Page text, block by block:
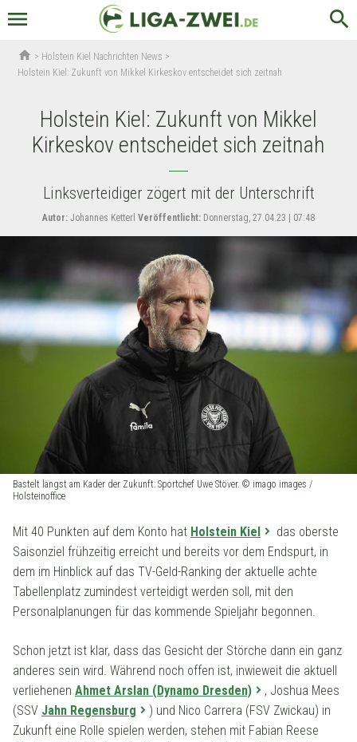
menu search
home > Holstein Kiel Nachrichten News >
Holstein Kiel: Zukunft von Mikkel Kirkeskov entscheidet sich zeitnah
Holstein Kiel: Zukunft von Mikkel
Kirkeskov entscheidet sich zeitnah
Linksverteidiger zögert mit der Unterschrift
Autor: Johannes Ketterl Veröffentlicht: Donnerstag, 27.04.23 | 07:48
Bastelt längst am Kader der Zukunft: Sportchef Uwe Stöver. © imago images /
Holsteinoffice
Mit 40 Punkten auf dem Konto hat Holstein Kiel
das oberste
Saisonziel frühzeitig erreicht und bereits vor dem Endspurt, in
dem im Hinblick auf das TV-Geld-Ranking der aktuelle achte
Tabellenplatz zumindest verteidigt werden soll, mit den
Personalplanungen für das kommende Spieljahr begonnen.
Schon jetzt ist klar, dass das Gesicht der Störche dann ein ganz
anderes sein wird. Während noch offen ist, inwieweit die aktuell
verliehenen Ahmet Arslan (Dynamo Dresden)
, Joshua Mees
(SSV Jahn Regensburg
) und Nico Carrera (FSV Zwickau) in
Zukunft eine Rolle spielen werden, stehen mit Fabian Reese